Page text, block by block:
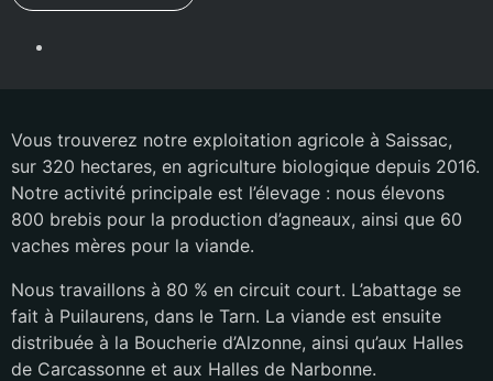
Vous trouverez notre exploitation agricole à Saissac,
sur 320 hectares, en agriculture biologique depuis 2016.
Notre activité principale est l’élevage : nous élevons
800 brebis pour la production d’agneaux, ainsi que 60
vaches mères pour la viande.
Nous travaillons à 80 % en circuit court. L’abattage se
fait à Puilaurens, dans le Tarn. La viande est ensuite
distribuée à la Boucherie d’Alzonne, ainsi qu’aux Halles
de Carcassonne et aux Halles de Narbonne.